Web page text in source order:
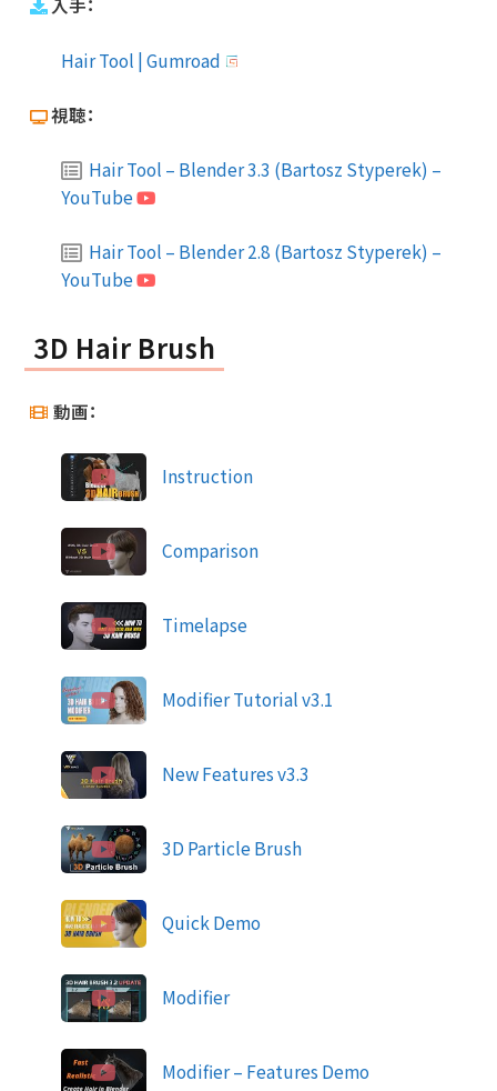
Hair Tool | Gumroad
視聴：
Hair Tool – Blender 3.3 (Bartosz Styperek) –
YouTube
Hair Tool – Blender 2.8 (Bartosz Styperek) –
YouTube
3D Hair Brush
動画：
Instruction
Comparison
Timelapse
Modifier Tutorial v3.1
New Features v3.3
3D Particle Brush
Quick Demo
Modifier
Modifier – Features Demo